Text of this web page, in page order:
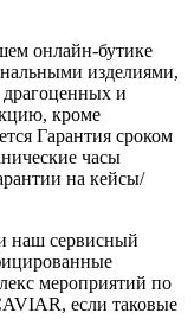
онлайн-бутике
изделиями,
и
кроме
Гарантия сроком
часы
на кейсы/
наш сервисный
мероприятий по
если таковые